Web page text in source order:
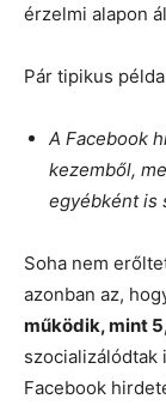
érzelmi alapon
Pár tipikus
A Facebook
kezemből,
egyébként is
Soha nem
azonban az,
működik, mint
Facebook